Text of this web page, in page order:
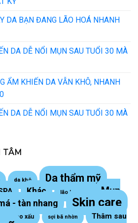
DA BẠN ĐANG LÃO HOÁ NHANH
DA DỄ NỔI MỤN SAU TUỔI 30 MÀ
ẨM KHIẾN DA VẪN KHÔ, NHANH
DA DỄ NỔI MỤN SAU TUỔI 30 MÀ
TÂM
da khô Da thẩm mỹ
Khác lão hoá da
Mụn
- tàn nhang Skin care
lồi - sẹo xấu sợi bã nhờn
Thâm sau